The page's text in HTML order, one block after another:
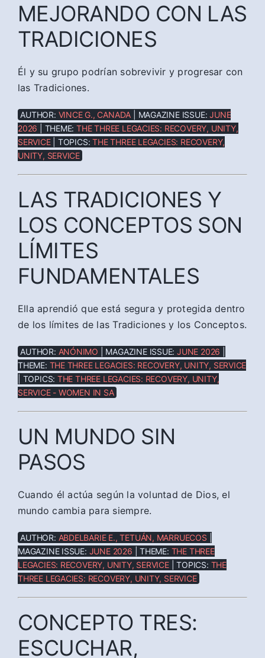
MEJORANDO CON LAS
TRADICIONES
Él y su grupo podrían sobrevivir y progresar con
las Tradiciones.
AUTHOR: VINCE G., CANADA | MAGAZINE ISSUE:JUNE
2026 | THEME:THE THREE LEGACIES: RECOVERY, UNITY,
SERVICE| TOPICS:THE THREE LEGACIES: RECOVERY,
UNITY, SERVICE
LAS TRADICIONES Y
LOS CONCEPTOS SON
LÍMITES
FUNDAMENTALES
Ella aprendió que está segura y protegida dentro
de los límites de las Tradiciones y los Conceptos.
AUTHOR: ANÓNIMO | MAGAZINE ISSUE:JUNE 2026
THEME: THE THREE LEGACIES: RECOVERY, UNITY, SERVICE
| TOPICS: THE THREE LEGACIES: RECOVERY, UNITY,
SERVICE - WOMEN IN SA
UN MUNDO SIN
PASOS
Cuando él actúa según la voluntad de Dios, el
mundo cambia para siempre.
AUTHOR: ABDELBARIE E., TETUÁN, MARRUECOS
MAGAZINE ISSUE: JUNE 2026 | THEME: THE THREE
LEGACIES: RECOVERY, UNITY, SERVICE| TOPICS: THE
THREE LEGACIES: RECOVERY, UNITY, SERVICE
CONCEPTO TRES:
ESCUCHAR,